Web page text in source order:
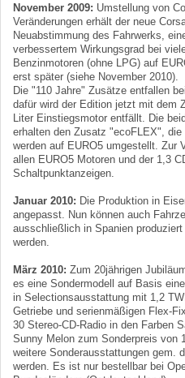
November 2009: Umstellung von
Veränderungen erhält der neue
Neuabstimmung des Fahrwerks,
verbessertem Wirkungsgrad bei
Benzinmotoren (ohne LPG) auf
erst später (siehe November 2010).
Die "110 Jahre" Zusätze entfallen
dafür wird der Edition jetzt mit dem
Liter Einstiegsmotor entfällt. Die
erhalten den Zusatz "ecoFLEX",
werden auf EURO5 umgestellt. Zur
allen EURO5 Motoren und der 1,3
Schaltpunktanzeigen.
Januar 2010: Die Produktion in
angepasst. Nun können auch
ausschließlich in Spanien
werden.
März 2010: Zum 20jährigen
es eine Sondermodell auf Basis
in Selectionsausstattung mit 1,2
Getriebe und serienmäßigen Flex-
30 Stereo-CD-Radio in den Farben
Sunny Melon zum Sonderpreis von
weitere Sonderausstattungen gem.
werden. Es ist nur bestellbar bei